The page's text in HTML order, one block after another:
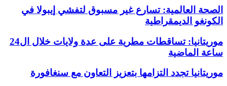
الصحة العالمية: تسارع غير مسبوق لتفشي إيبولا في
الكونغو الديمقراطية
موريتانيا: تساقطات مطرية على عدة ولايات خلال ال24
ساعة الماضية
موريتانيا تجدد التزامها بتعزيز التعاون مع سنغافورة